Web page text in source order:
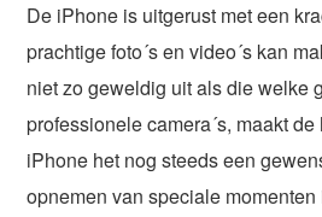
De iPhone is uitgerust met een
prachtige foto´s en video´s kan
niet zo geweldig uit als die welke
professionele camera´s, maakt
iPhone het nog steeds een
opnemen van speciale